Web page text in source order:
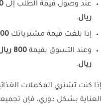
عند وصول قيمة الطلب إلى
ريال.
إذا بلغت قيمة مشترياتك 600
وعند التسوق بقيمة 800 ريال
ريال.
إذا كنت تشتري المكملات
العناية بشكل دوري، فإن